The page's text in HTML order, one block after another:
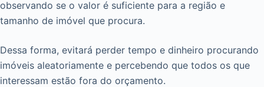
observando se o valor é suficiente para a região e
tamanho de imóvel que procura.
Dessa forma, evitará perder tempo e dinheiro procurando
imóveis aleatoriamente e percebendo que todos os que
interessam estão fora do orçamento.